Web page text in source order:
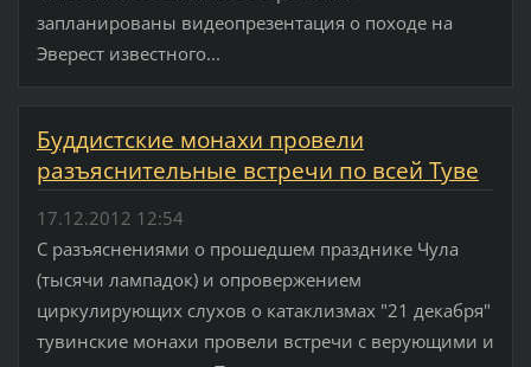
запланированы видеопрезентация о походе на
Эверест известного...
Буддистские монахи провели
разъяснительные встречи по всей Туве
17.12.2012 12:54
С разъяснениями о прошедшем празднике Чула
(тысячи лампадок) и опровержением
циркулирующих слухов о катаклизмах "21 декабря"
тувинские монахи провели встречи с верующими и